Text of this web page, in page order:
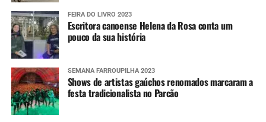
FEIRA DO LIVRO 2023
Escritora canoense Helena da Rosa conta um
pouco da sua história
SEMANA FARROUPILHA 2023
Shows de artistas gaúchos renomados marcaram a
festa tradicionalista no Parcão